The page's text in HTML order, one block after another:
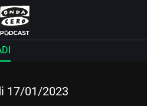
17/01/2023